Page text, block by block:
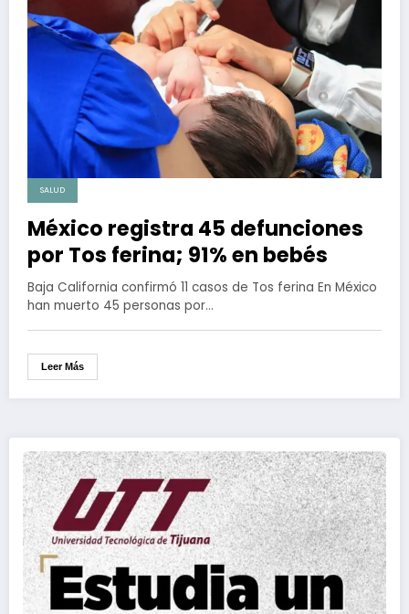
SALUD
México registra 45 defunciones
por Tos ferina; 91% en bebés
Baja California confirmó 11 casos de Tos ferina En México
han muerto 45 personas por…
Leer Más